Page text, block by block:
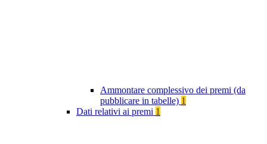
Ammontare complessivo dei premi (da
pubblicare in tabelle) 1
Dati relativi ai premi 1